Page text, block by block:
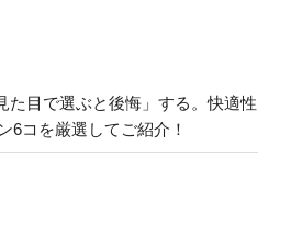
た目で選ぶと後悔」する。快適性
6コを厳選してご紹介！